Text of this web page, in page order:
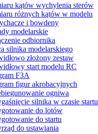
kątów wychylenia sterów
różnych kątów w modelu
i bowdeny
modelarskie
odbiornika
silnika modelarskiego
złożony zestaw
start modelu RC
F3A
figur akrobacyjnych
ogniwa
silnika w czasie startu
do lotów
do startu
do ustawiania